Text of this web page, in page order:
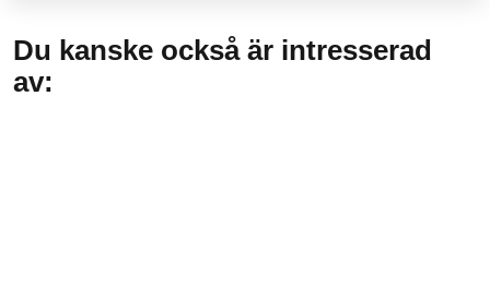
Du kanske också är intresserad
av: